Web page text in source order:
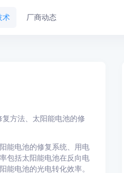
术 厂商动态
方法、太阳能电池的修
能电池的修复系统、用电
包括太阳能电池在反向电
能电池的光电转化效率。